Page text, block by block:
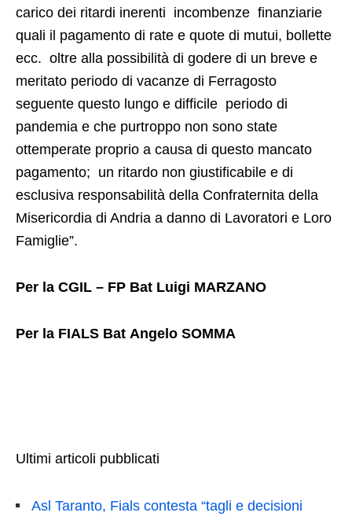
carico dei ritardi inerenti incombenze finanziarie
quali il pagamento di rate e quote di mutui, bollette
ecc. oltre alla possibilità di godere di un breve e
meritato periodo di vacanze di Ferragosto
seguente questo lungo e difficile periodo di
pandemia e che purtroppo non sono state
ottemperate proprio a causa di questo mancato
pagamento; un ritardo non giustificabile e di
esclusiva responsabilità della Confraternita della
Misericordia di Andria a danno di Lavoratori e Loro
Famiglie”.
Per la CGIL – FP Bat Luigi MARZANO
Per la FIALS Bat Angelo SOMMA
Ultimi articoli pubblicati
Asl Taranto, Fials contesta “tagli e decisioni